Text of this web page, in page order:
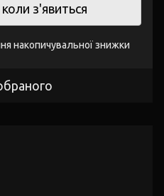
з'явиться
накопичувальної знижки